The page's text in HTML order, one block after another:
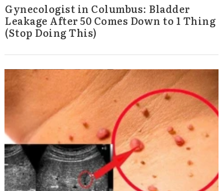
Gynecologist in Columbus: Bladder
Leakage After 50 Comes Down to 1 Thing
(Stop Doing This)